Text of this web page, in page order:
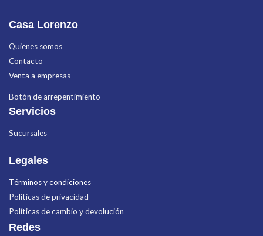
Casa Lorenzo
Quienes somos
Contacto
Venta a empresas
Botón de arrepentimiento
Servicios
Sucursales
Legales
Términos y condiciones
Políticas de privacidad
Políticas de cambio y devolución
Redes